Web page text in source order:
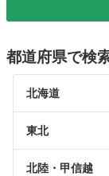
都道府県で検
北海道
東北
北陸・甲信越